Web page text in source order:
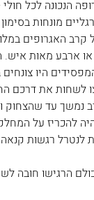
הנכונה לכל
מונחות
קרב האגרופים
ארבע מאות
היו
לשחות את דרכם
נמשך עד שהצחוק
להכריז על
לנטרל רגשות
הרגישו חובה